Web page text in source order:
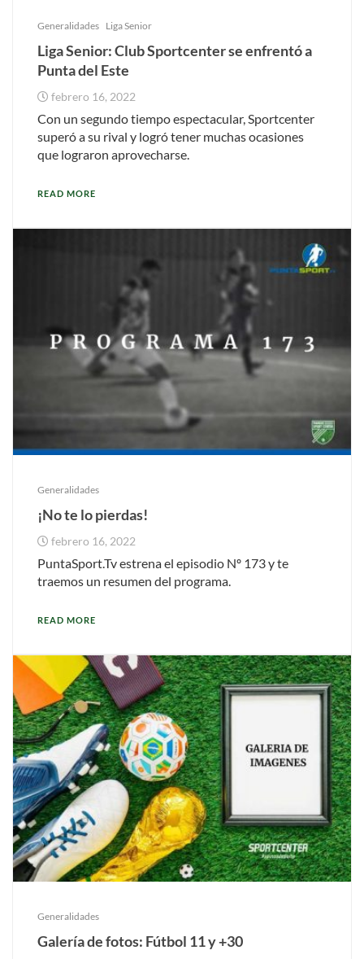
Generalidades Liga Senior
Liga Senior: Club Sportcenter se enfrentó a
Punta del Este
febrero 16, 2022
Con un segundo tiempo espectacular, Sportcenter
superó a su rival y logró tener muchas ocasiones
que lograron aprovecharse.
READ MORE
Generalidades
¡No te lo pierdas!
febrero 16, 2022
PuntaSport.Tv estrena el episodio Nº 173 y te
traemos un resumen del programa.
READ MORE
Generalidades
Galería de fotos: Fútbol 11 y +30